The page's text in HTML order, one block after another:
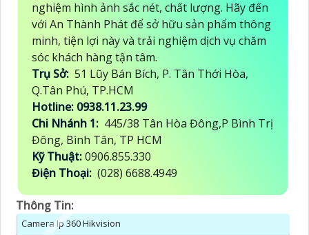
nghiệm hình ảnh sắc nét, chất lượng. Hãy đến
với An Thành Phát để sở hữu sản phẩm thông
minh, tiện lợi này và trải nghiệm dịch vụ chăm
sóc khách hàng tận tâm.
Trụ Sở: 51 Lũy Bán Bích, P. Tân Thới Hòa,
Q.Tân Phú, TP.HCM
Hotline: 0938.11.23.99
Chi Nhánh 1: 445/38 Tân Hòa Đông,P Bình Trị
Đông, Bình Tân, TP HCM
Kỹ Thuật:0906.855.330
Điện Thoại: (028) 6688.4949
Thông Tin:
Camera Ip 360 Hikvision